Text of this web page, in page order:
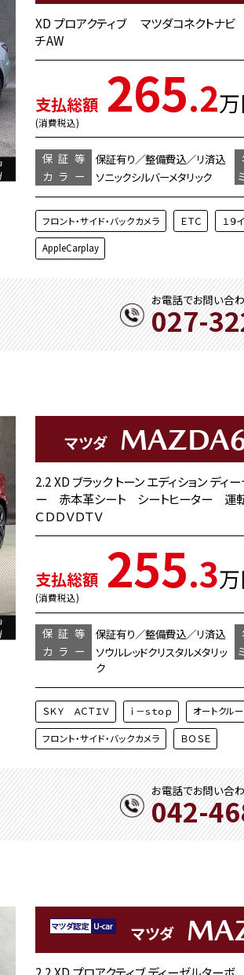
XD プロアクティブ マツダコネクト
チAW
支払総額
(消費税込) 265.2
保証等 保証有り／整備費込／リ済込
カラー
ソニックシルバーメタリック
フロント・サイド・バックカメラ ＥＴＣ １９
AppleCarplay
お電話でお問い合
027-
マツダ
2.2 XD ブラック トーン エディション デ
ー 赤本革シート シートヒーター 運
ＣＤＤＶＤＴＶ
支払総額
(消費税込) 255.3
保証等 保証有り／整備費込／リ済込
カラー
ソウルレッドクリスタルメタリッ
ク
ＳＫＹ ＡＣＴＩＶ ｉ－ｓｔｏｐ オートクル
フロント・サイド・バックカメラ ＢＯＳＥ
お電話でお問い合
042-
マツダ